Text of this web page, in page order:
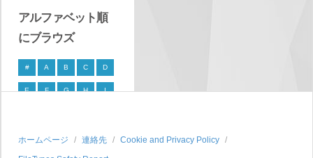
アルファベット順
にブラウズ
# A B C D
E F G H I
P Q R S
ホームページ 連絡先
Cookie and Privacy Policy